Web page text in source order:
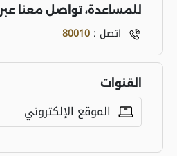
للمساعدة، تواصل معنا عبر
اتصل : 80010
القنوات
الموقع الإلكتروني